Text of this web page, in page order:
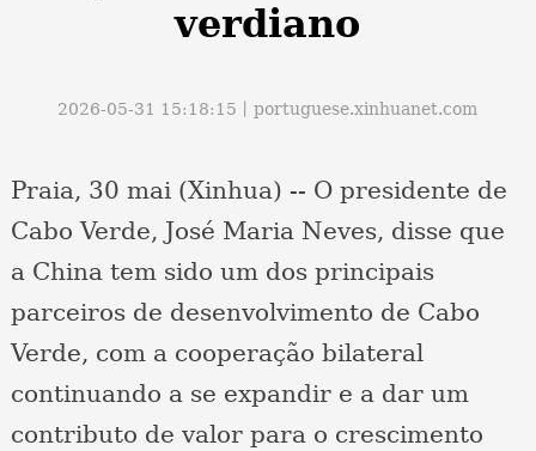
verdiano
2026-05-31 15:18:15丨portuguese.xinhuanet.com
Praia, 30 mai (Xinhua) -- O presidente de
Cabo Verde, José Maria Neves, disse que
a China tem sido um dos principais
parceiros de desenvolvimento de Cabo
Verde, com a cooperação bilateral
continuando a se expandir e a dar um
contributo de valor para o crescimento